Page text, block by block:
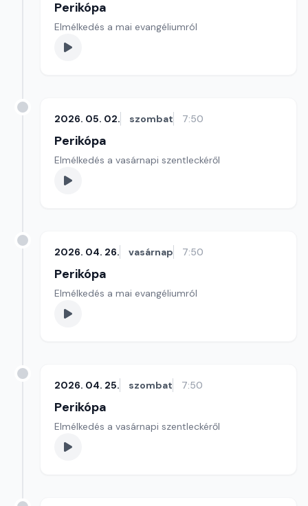
Perikópa
Elmélkedés a mai evangéliumról
2026. 05. 02. szombat 7:50
Perikópa
Elmélkedés a vasárnapi szentleckéről
2026. 04. 26. vasárnap 7:50
Perikópa
Elmélkedés a mai evangéliumról
2026. 04. 25. szombat 7:50
Perikópa
Elmélkedés a vasárnapi szentleckéről